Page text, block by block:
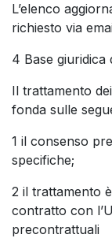
L’elenco
richiesto via
4 Base giuridica
Il trattamento
fonda sulle
1 il consenso
specifiche;
2 il trattamento
contratto con
precontrattuali